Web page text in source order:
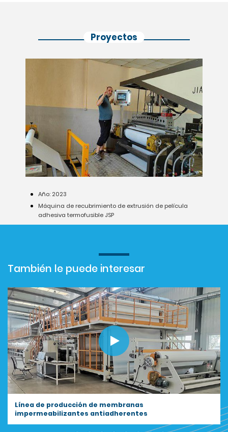
Proyectos
Año: 2023
Máquina de recubrimiento de extrusión de película
adhesiva termofusible JSP
También le puede interesar
Línea de producción de cinta impermeabilizante